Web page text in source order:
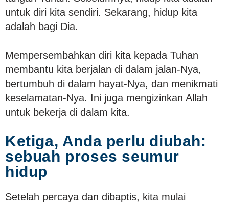
untuk diri kita sendiri. Sekarang, hidup kita
adalah bagi Dia.
Mempersembahkan diri kita kepada Tuhan
membantu kita berjalan di dalam jalan-Nya,
bertumbuh di dalam hayat-Nya, dan menikmati
keselamatan-Nya. Ini juga mengizinkan Allah
untuk bekerja di dalam kita.
Ketiga, Anda perlu diubah:
sebuah proses seumur
hidup
Setelah percaya dan dibaptis, kita mulai